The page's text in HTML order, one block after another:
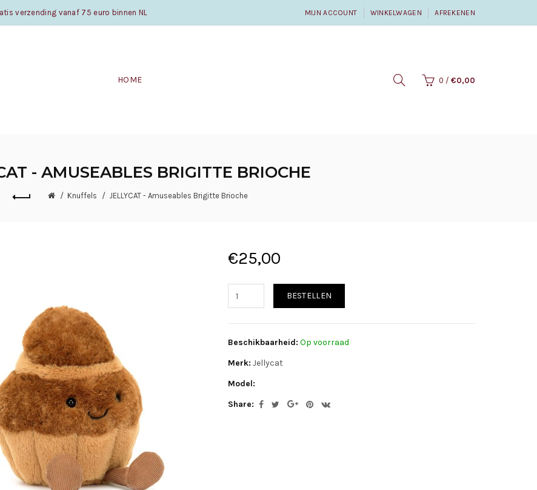
verzending vanaf 75 euro binnen NL MIJN ACCOUNT WINKELWAGEN AFREKENEN
HOME 0 / €0,00
- AMUSEABLES BRIGITTE BRIOCHE
Knuffels JELLYCAT - Amuseables Brigitte Brioche
€25,00
BESTELLEN
Beschikbaarheid: Op voorraad
Merk: Jellycat
Model:
Share: